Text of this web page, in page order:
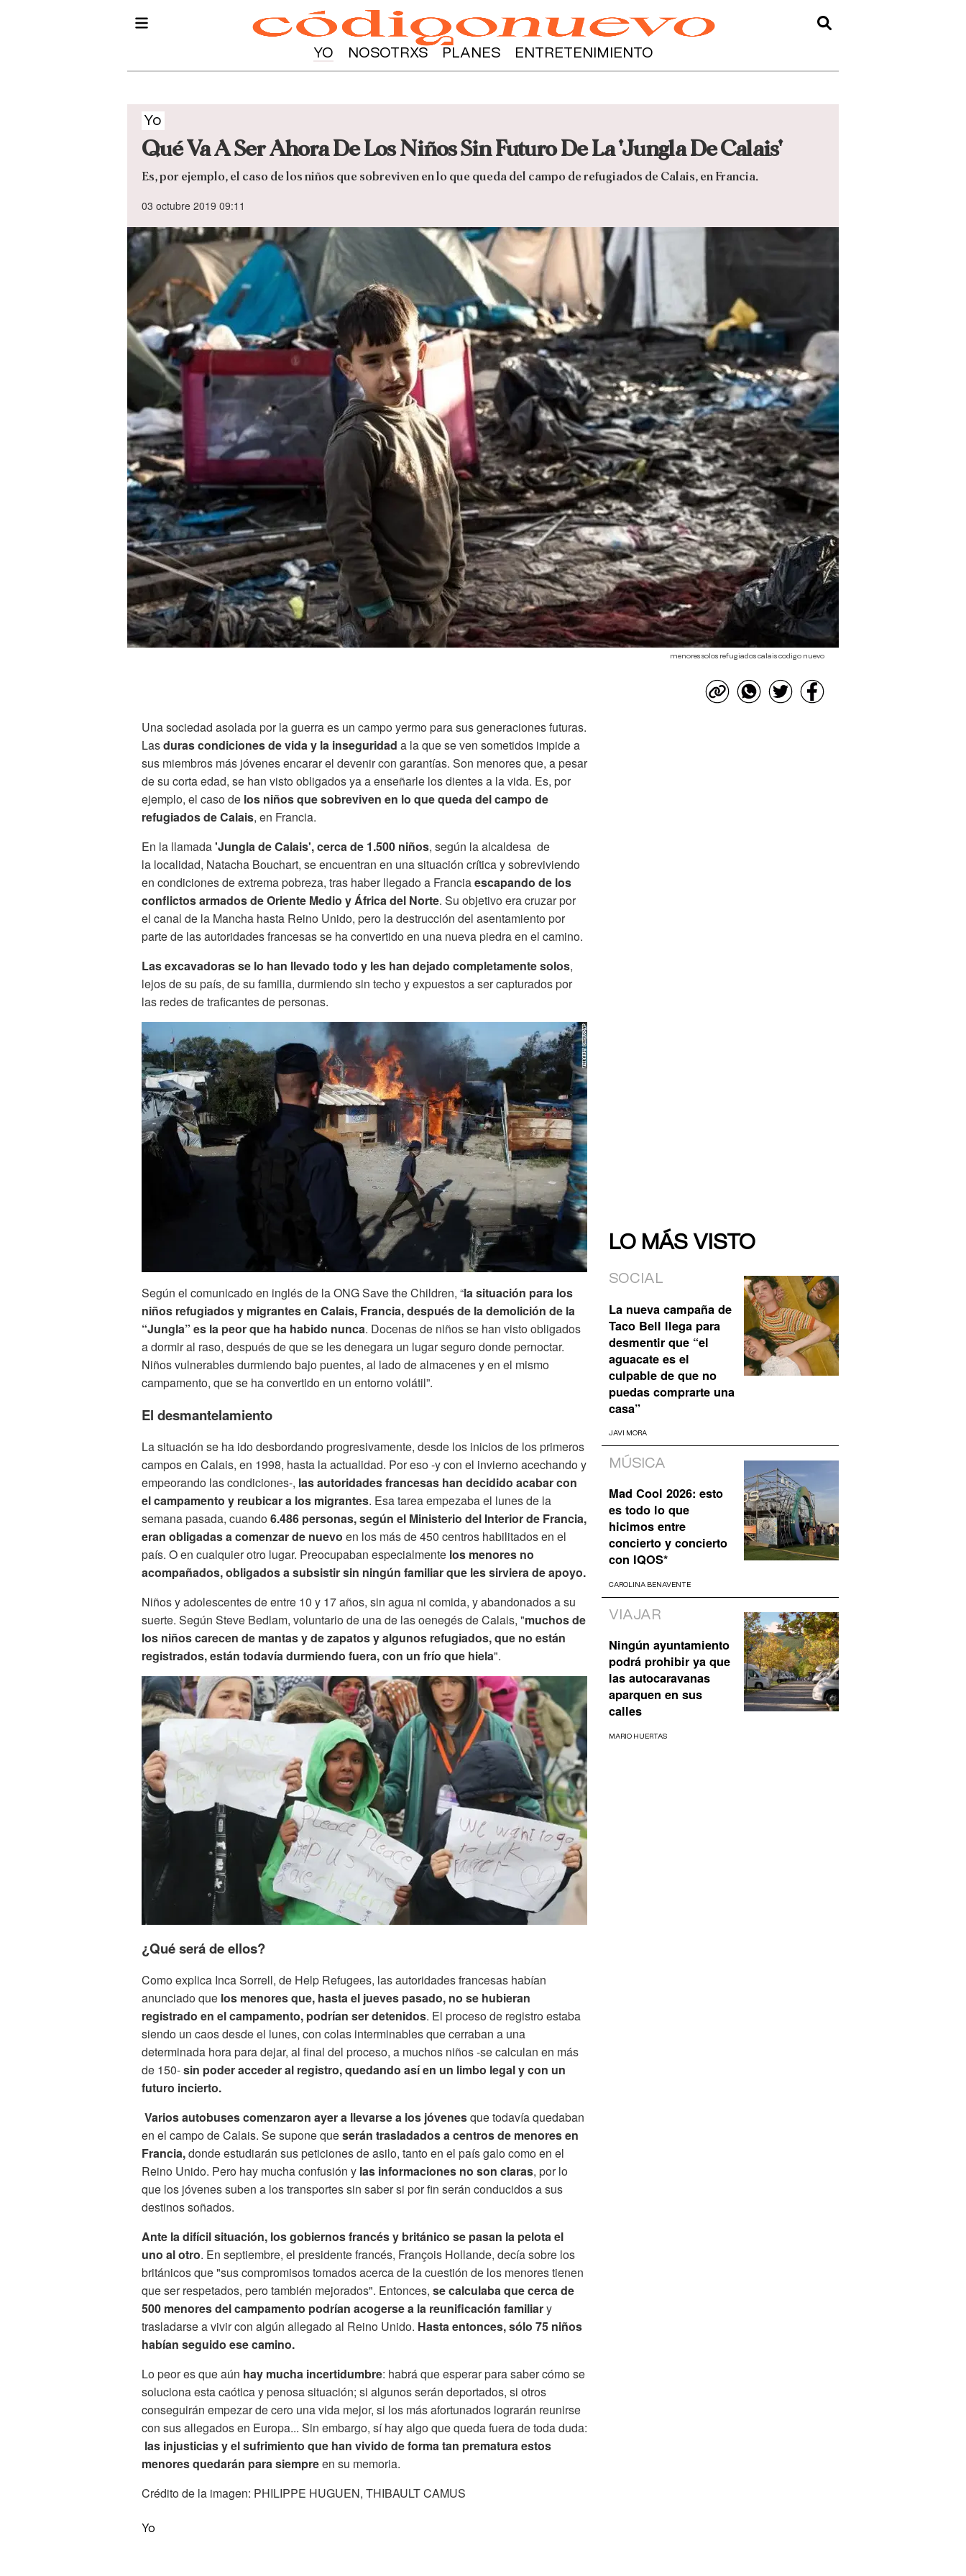
YO NOSOTRXS PLANES ENTRETENIMIENTO
Yo
Qué Va A Ser Ahora De Los Niños Sin Futuro De La 'Jungla De Calais'
Es, por ejemplo, el caso de los niños que sobreviven en lo que queda del campo de refugiados de Calais, en Francia.
03 octubre 2019 09:11
menores solos refugiados calais codigo nuevo
Una sociedad asolada por la guerra es un campo yermo para sus generaciones futuras.
Lasduras condiciones de vida y la inseguridad a la que se ven sometidos impide a
sus miembros más jóvenes encarar el devenir con garantías. Son menores que, a pesar
de su corta edad, se han visto obligados ya a enseñarle los dientes a la vida. Es, por
ejemplo, el caso de los niños que sobreviven en lo que queda del campo de
refugiados de Calais, en Francia.
En la llamada'Jungla de Calais', cerca de 1.500 niños, según la alcaldesa de
la localidad, Natacha Bouchart, se encuentran en una situación crítica y sobreviviendo
en condiciones de extrema pobreza, tras haber llegado a Franciaescapando de los
conflictos armados de Oriente Medio y África del Norte. Su objetivo era cruzar por
el canal de la Mancha hasta Reino Unido, pero la destrucción del asentamiento por
parte de las autoridades francesas se ha convertido en una nueva piedra en el camino.
Las excavadoras se lo han llevado todo y les han dejado completamente solos,
lejos de su país, de su familia, durmiendo sin techo y expuestos a ser capturados por
las redes de traficantes de personas.
Según el comunicado en inglés de la ONG Save the Children, “la situación para los
niños refugiados y migrantes en Calais, Francia, después de la demolición de la
“Jungla” es la peor que ha habido nunca. Docenas de niños se han visto obligados
a dormir al raso, después de que se les denegara un lugar seguro donde pernoctar.
Niños vulnerables durmiendo bajo puentes, al lado de almacenes y en el mismo
campamento, que se ha convertido en un entorno volátil”.
El desmantelamiento
La situación se ha ido desbordando progresivamente, desde los inicios de los primeros
campos en Calais, en 1998, hasta la actualidad. Por eso -y con el invierno acechando y
empeorando las condiciones-, las autoridades francesas han decidido acabar con
el campamento y reubicar a los migrantes. Esa tarea empezaba el lunes de la
semana pasada, cuando6.486 personas, según el Ministerio del Interior de Francia,
eran obligadas a comenzar de nuevo en los más de 450 centros habilitados en el
país. O en cualquier otro lugar. Preocupaban especialmente los menores no
acompañados, obligados a subsistir sin ningún familiar que les sirviera de apoyo.
Niños y adolescentes de entre 10 y 17 años, sin agua ni comida, y abandonados a su
suerte. Según Steve Bedlam, voluntario de una de las oenegés de Calais, "muchos de
los niños carecen de mantas y de zapatos y algunos refugiados, que no están
registrados, están todavía durmiendo fuera, con un frío que hiela".
¿Qué será de ellos?
Como explica Inca Sorrell, de Help Refugees, las autoridades francesas habían
anunciado que los menores que, hasta el jueves pasado, no se hubieran
registrado en el campamento, podrían ser detenidos. El proceso de registro estaba
siendo un caos desde el lunes, con colas interminables que cerraban a una
determinada hora para dejar, al final del proceso, a muchos niños -se calculan en más
de 150-sin poder acceder al registro, quedando así en un limbo legal y con un
futuro incierto.
Varios autobuses comenzaron ayer a llevarse a los jóvenesque todavía quedaban
en el campo de Calais. Se supone queserán trasladados a centros de menores en
Francia,donde estudiarán sus peticiones de asilo, tanto en el país galo como en el
Reino Unido. Pero hay mucha confusión y las informaciones no son claras, por lo
que los jóvenes suben a los transportes sin saber si por fin serán conducidos a sus
destinos soñados.
Ante la difícil situación, los gobiernos francés y británico se pasan la pelota el
uno al otro. En septiembre, el presidente francés, François Hollande, decía sobre los
británicos que "sus compromisos tomados acerca de la cuestión de los menores tienen
que ser respetados, pero también mejorados". Entonces, se calculaba que cerca de
500 menores del campamento podrían acogerse a la reunificación familiary
trasladarse a vivir con algún allegado al Reino Unido. Hasta entonces, sólo 75 niños
habían seguido ese camino.
Lo peor es que aún hay mucha incertidumbre: habrá que esperar para saber cómo se
soluciona esta caótica y penosa situación; si algunos serán deportados, si otros
conseguirán empezar de cero una vida mejor, si los más afortunados lograrán reunirse
con sus allegados en Europa... Sin embargo, sí hay algo que queda fuera de toda duda:
las injusticias y el sufrimiento que han vivido de forma tan prematura estos
menores quedarán para siempreen su memoria.
Crédito de la imagen: PHILIPPE HUGUEN, THIBAULT CAMUS
Yo
LO MÁS VISTO
SOCIAL
La nueva campaña de
Taco Bell llega para
desmentir que “el
aguacate es el
culpable de que no
puedas comprarte una
casa”
JAVI MORA
MÚSICA
Mad Cool 2026: esto
es todo lo que
hicimos entre
concierto y concierto
con IQOS*
CAROLINA BENAVENTE
VIAJAR
Ningún ayuntamiento
podrá prohibir ya que
las autocaravanas
aparquen en sus
calles
MARIO HUERTAS